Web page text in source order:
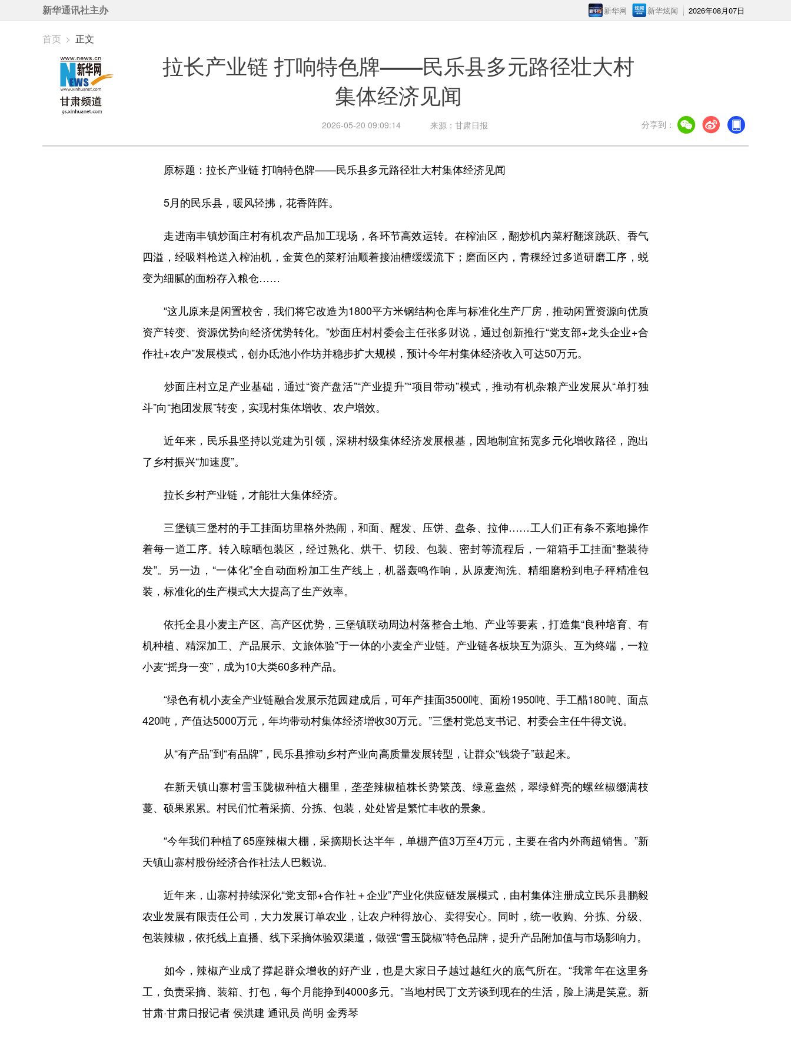
新华通讯社主办 2026年08月07日
新华炫闻
新华网
首页 > 正文
拉长产业链 打响特色牌——民乐县多元路径壮大村
集体经济见闻
2026-05-20 09:09:14 来源：甘肃日报 分享到：
原标题：拉长产业链 打响特色牌——民乐县多元路径壮大村集体经济见闻
5月的民乐县，暖风轻拂，花香阵阵。
走进南丰镇炒面庄村有机农产品加工现场，各环节高效运转。在榨油区，翻炒机内菜籽翻滚跳跃、香气
四溢，经吸料枪送入榨油机，金黄色的菜籽油顺着接油槽缓缓流下；磨面区内，青稞经过多道研磨工序，蜕
变为细腻的面粉存入粮仓……
“这儿原来是闲置校舍，我们将它改造为1800平方米钢结构仓库与标准化生产厂房，推动闲置资源向优质
资产转变、资源优势向经济优势转化。”炒面庄村村委会主任张多财说，通过创新推行“党支部+龙头企业+合
作社+农户”发展模式，创办氐池小作坊并稳步扩大规模，预计今年村集体经济收入可达50万元。
炒面庄村立足产业基础，通过“资产盘活”“产业提升”“项目带动”模式，推动有机杂粮产业发展从“单打独
斗”向“抱团发展”转变，实现村集体增收、农户增效。
近年来，民乐县坚持以党建为引领，深耕村级集体经济发展根基，因地制宜拓宽多元化增收路径，跑出
了乡村振兴“加速度”。
拉长乡村产业链，才能壮大集体经济。
三堡镇三堡村的手工挂面坊里格外热闹，和面、醒发、压饼、盘条、拉伸……工人们正有条不紊地操作
着每一道工序。转入晾晒包装区，经过熟化、烘干、切段、包装、密封等流程后，一箱箱手工挂面“整装待
发”。另一边，“一体化”全自动面粉加工生产线上，机器轰鸣作响，从原麦淘洗、精细磨粉到电子秤精准包
装，标准化的生产模式大大提高了生产效率。
依托全县小麦主产区、高产区优势，三堡镇联动周边村落整合土地、产业等要素，打造集“良种培育、有
机种植、精深加工、产品展示、文旅体验”于一体的小麦全产业链。产业链各板块互为源头、互为终端，一粒
小麦“摇身一变”，成为10大类60多种产品。
“绿色有机小麦全产业链融合发展示范园建成后，可年产挂面3500吨、面粉1950吨、手工醋180吨、面点
420吨，产值达5000万元，年均带动村集体经济增收30万元。”三堡村党总支书记、村委会主任牛得文说。
从“有产品”到“有品牌”，民乐县推动乡村产业向高质量发展转型，让群众“钱袋子”鼓起来。
在新天镇山寨村雪玉陇椒种植大棚里，垄垄辣椒植株长势繁茂、绿意盎然，翠绿鲜亮的螺丝椒缀满枝
蔓、硕果累累。村民们忙着采摘、分拣、包装，处处皆是繁忙丰收的景象。
“今年我们种植了65座辣椒大棚，采摘期长达半年，单棚产值3万至4万元，主要在省内外商超销售。”新
天镇山寨村股份经济合作社法人巴毅说。
近年来，山寨村持续深化“党支部+合作社＋企业”产业化供应链发展模式，由村集体注册成立民乐县鹏毅
农业发展有限责任公司，大力发展订单农业，让农户种得放心、卖得安心。同时，统一收购、分拣、分级、
包装辣椒，依托线上直播、线下采摘体验双渠道，做强“雪玉陇椒”特色品牌，提升产品附加值与市场影响力。
如今，辣椒产业成了撑起群众增收的好产业，也是大家日子越过越红火的底气所在。“我常年在这里务
工，负责采摘、装箱、打包，每个月能挣到4000多元。”当地村民丁文芳谈到现在的生活，脸上满是笑意。新
甘肃·甘肃日报记者 侯洪建 通讯员 尚明 金秀琴